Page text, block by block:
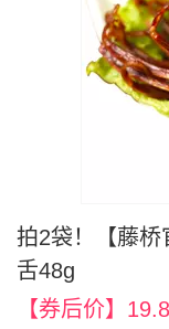
拍2袋！【藤桥
舌48g
【券后价】